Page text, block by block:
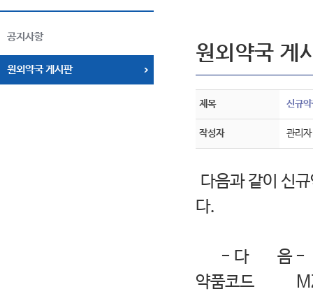
공지사항
원외약국 게시판
원외약국 게
제목 신규
작성자 관리자
다음과 같이 신
다.
- 다 음 -
약품코드